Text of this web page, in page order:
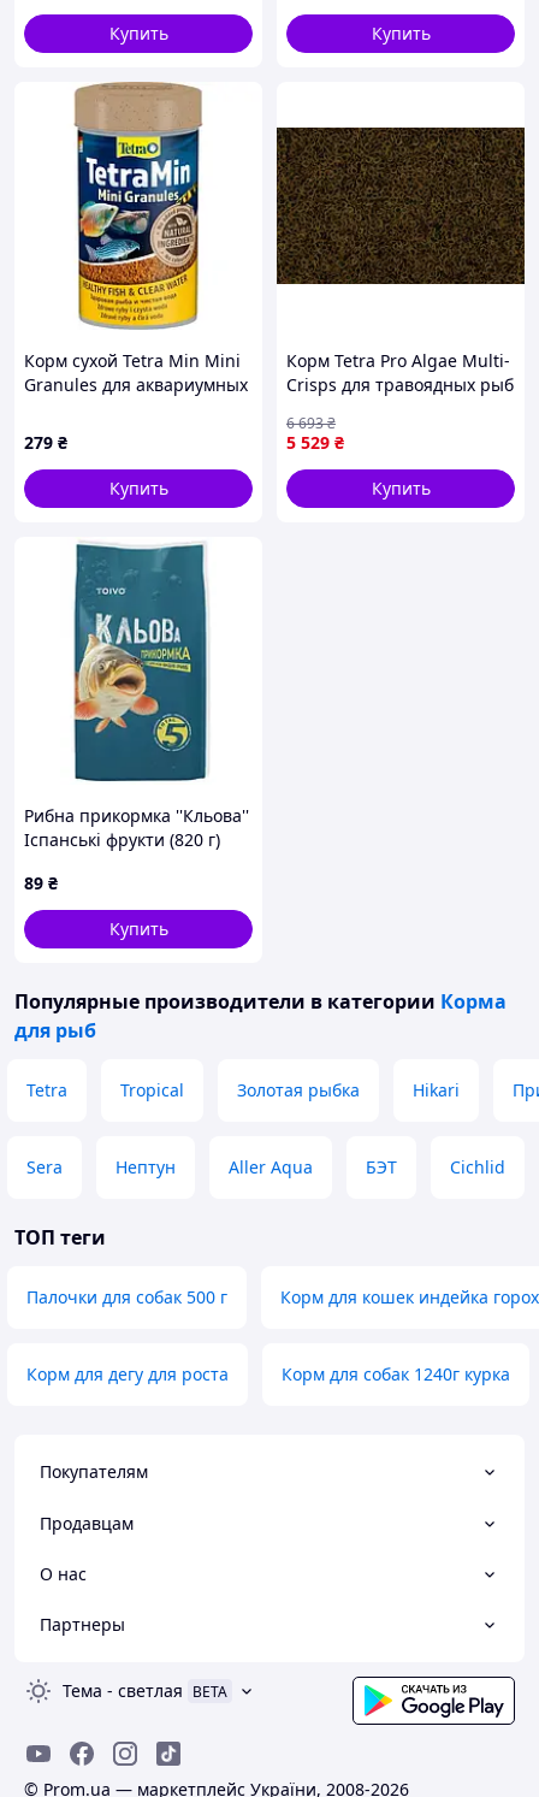
Купить
Купить
Корм сухой Tetra Min Mini
Granules для аквариумных
(135420)
279 ₴
Купить
Корм Tetra Pro Algae Multi-
Crisps для травоядных рыб
кг
5 529 ₴
6 693₴
Купить
Рибна прикормка ''Кльова''
Іспанські фрукти (820 г)
89 ₴
Купить
Популярные производители в категории Корма
для рыб
Tetra Tropical Золотая рыбка Hikari
Sera Нептун Aller Aqua БЭТ Cichlid
ТОП теги
Палочки для собак 500 г Корм для кошек индейка горох
Корм для дегу для роста Корм для собак 1240г курка
Покупателям
Продавцам
О нас
Партнеры
Тема - светлая BETA
© Prom.ua — маркетплейс України, 2008-2026